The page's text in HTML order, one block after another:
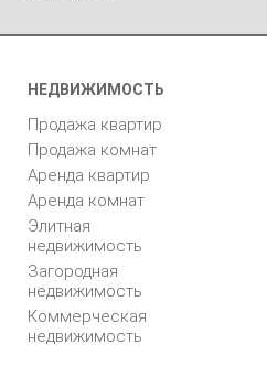
НЕДВИЖИМОСТЬ
Продажа квартир
Продажа комнат
Аренда квартир
Аренда комнат
Элитная
недвижимость
Загородная
недвижимость
Коммерческая
недвижимость